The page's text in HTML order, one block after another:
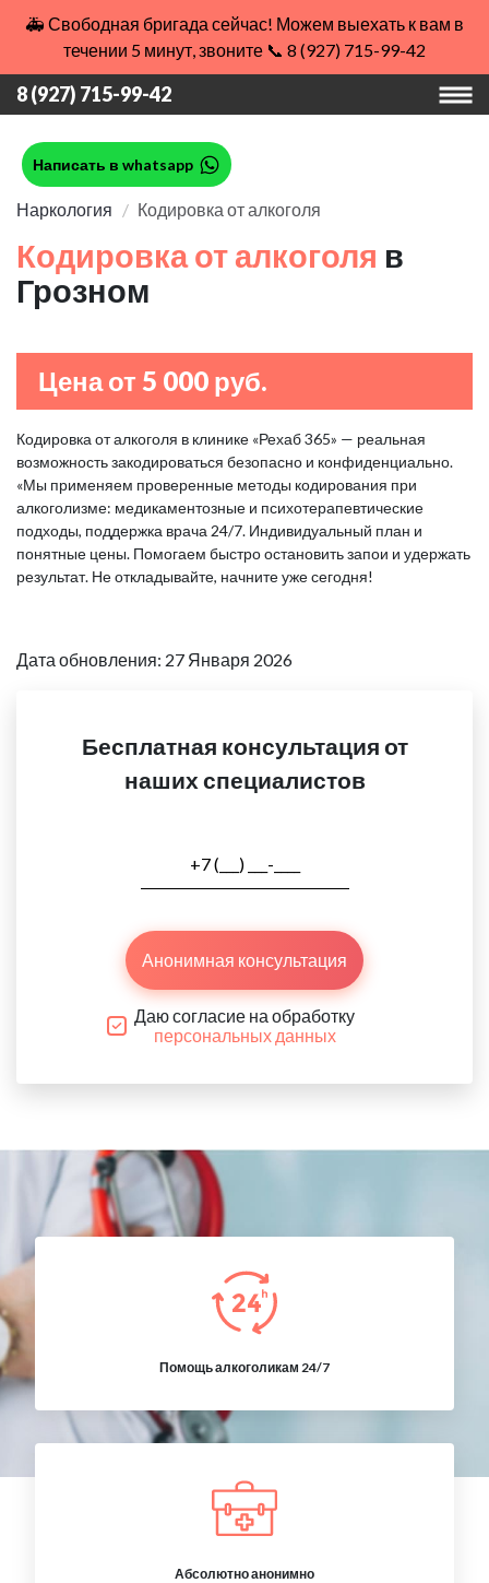
🚑 Свободная бригада сейчас! Можем выехать к вам в
течении 5 минут, звоните 📞 8 (927) 715-99-42
8 (927) 715-99-42
Написать в whatsapp
Наркология Кодировка от алкоголя
Кодировка от алкоголя в
Грозном
Цена от 5 000 руб.
Кодировка от алкоголя в клинике «Рехаб 365» — реальная
возможность закодироваться безопасно и конфиденциально.
«Мы применяем проверенные методы кодирования при
алкоголизме: медикаментозные и психотерапевтические
подходы, поддержка врача 24/7. Индивидуальный план и
понятные цены. Помогаем быстро остановить запои и удержать
результат. Не откладывайте, начните уже сегодня!
Дата обновления: 27 Января 2026
Бесплатная консультация от
наших специалистов
Анонимная консультация
Даю согласие на обработку
персональных данных
Помощь алкоголикам 24/7
Абсолютно анонимно